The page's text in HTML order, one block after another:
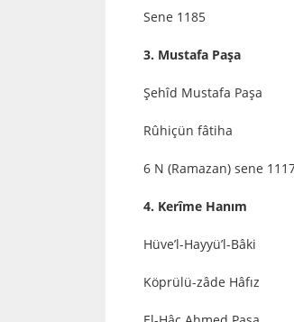
Sene 1185
3. Mustafa Paşa
Şehîd Mustafa Paşa
Rûhiçün fâtiha
6 N (Ramazan) sene
4. Kerîme Hanım
Hüve’l-Hayyü’l-Bâki
Köprülü-zâde Hâfız